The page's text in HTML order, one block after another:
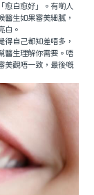
愈白愈好」。有啲人
醫生如果審美細膩，
白。
自己都知差唔多，
醫生理解你需要。唔
美觀唔一致，最後嘅